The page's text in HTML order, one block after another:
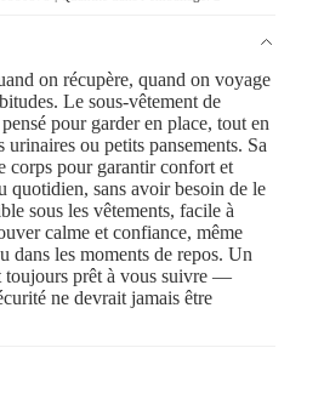
on récupère, quand on voyage
Le sous-vêtement de
pour garder en place, tout en
ou petits pansements. Sa
corps pour garantir confort et
quotidien, sans avoir besoin de le
sous les vêtements, facile à
calme et confiance, même
dans les moments de repos. Un
toujours prêt à vous suivre —
ne devrait jamais être